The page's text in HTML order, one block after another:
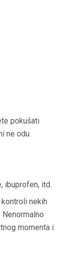
pokušati
ne odu.
ibuprofen, itd.
nekih
momenta i